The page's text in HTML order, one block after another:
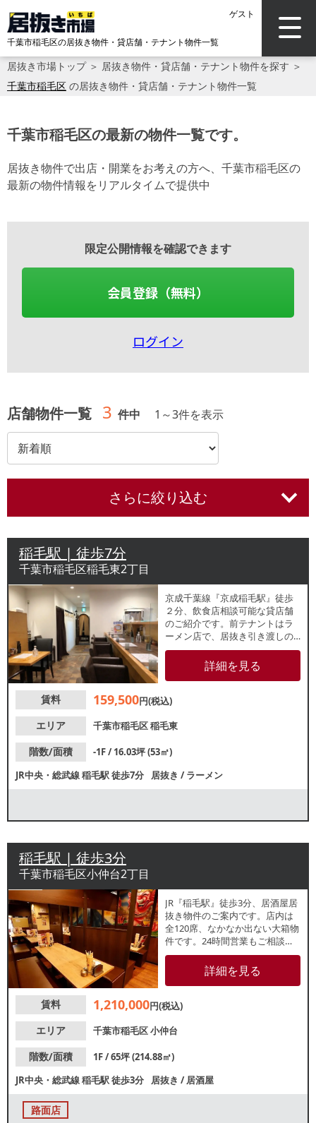
ゲスト
千葉市稲毛区の居抜き物件・貸店舗・テナント物件一覧
居抜き市場トップ＞ 居抜き物件・貸店舗・テナント物件を探す ＞
千葉市稲毛区 の居抜き物件・貸店舗・テナント物件一覧
千葉市稲毛区の最新の物件一覧です。
居抜き物件で出店・開業をお考えの方へ、千葉市稲毛区の
最新の物件情報をリアルタイムで提供中
限定公開情報を確認できます
会員登録（無料）
ログイン
店舗物件一覧 3 件中 1 ～3件を表示
さらに絞り込む
稲毛駅 | 徒歩7分
千葉市稲毛区稲毛東2丁目
京成千葉線『京成稲毛駅』徒歩
２分、飲食店相談可能な貸店舗
のご紹介です。前テナントはラ
ーメン店で、居抜き引き渡しの
相談も可能！地域密着型店舗を
お探しの方におすすめです。諸
条件等、お気軽にお問合せくだ
詳細を見る
賃料 159,500円(税込)
エリア
千葉市稲毛区稲毛東
階数/面積
-1F / 16.03坪 (53㎡)
JR中央・総武線稲毛駅徒歩7分 居抜き /ラーメン
稲毛駅 | 徒歩3分
千葉市稲毛区小仲台2丁目
JR『稲毛駅』徒歩3分、居酒屋居
抜き物件のご案内です。店内は
全120席、なかなか出ない大箱物
件です。24時間営業もご相談可
能！視認性良好な路面店です。
諸条件等、お気軽にお問合せく
詳細を見る
賃料 1,210,000円(税込)
エリア
千葉市稲毛区小仲台
階数/面積
1F / 65坪 (214.88㎡)
JR中央・総武線稲毛駅徒歩3分 居抜き /居酒屋
路面店